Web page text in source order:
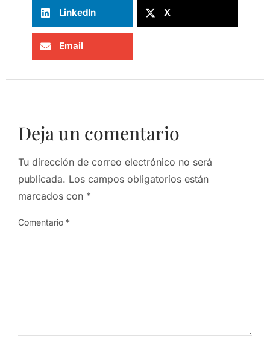
LinkedIn X
Email
Deja un comentario
Tu dirección de correo electrónico no será
publicada. Los campos obligatorios están
marcados con *
Comentario *